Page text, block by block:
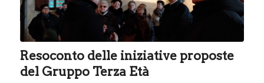
Resoconto delle iniziative proposte
del Gruppo Terza Età